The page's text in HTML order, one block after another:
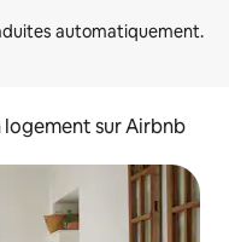
sur Airbnb